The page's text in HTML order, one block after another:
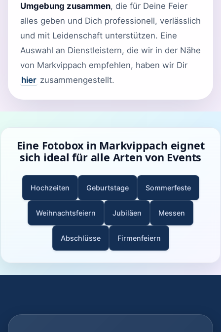
Umgebung zusammen, die für Deine Feier
alles geben und Dich professionell, verlässlich
und mit Leidenschaft unterstützen. Eine
Auswahl an Dienstleistern, die wir in der Nähe
von Markvippach empfehlen, haben wir Dir
hier zusammengestellt.
Eine Fotobox in Markvippach eignet
sich ideal für alle Arten von Events
Hochzeiten Geburtstage Sommerfeste
Weihnachtsfeiern Jubiläen Messen
Abschlüsse Firmenfeiern